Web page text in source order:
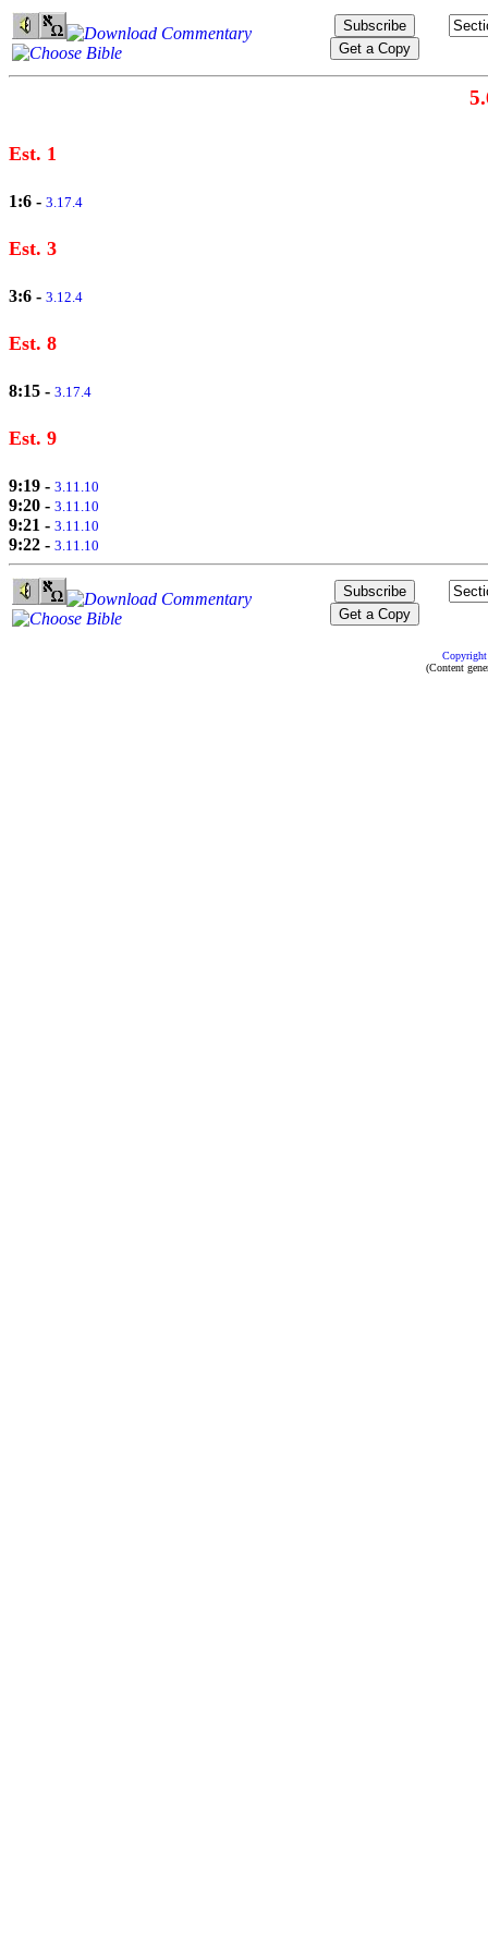
Est. 1
1:6 - 3.17.4
Est. 3
3:6 - 3.12.4
Est. 8
8:15 - 3.17.4
Est. 9
9:19 - 3.11.10
9:20 - 3.11.10
9:21 - 3.11.10
9:22 - 3.11.10
Copyright
(Content